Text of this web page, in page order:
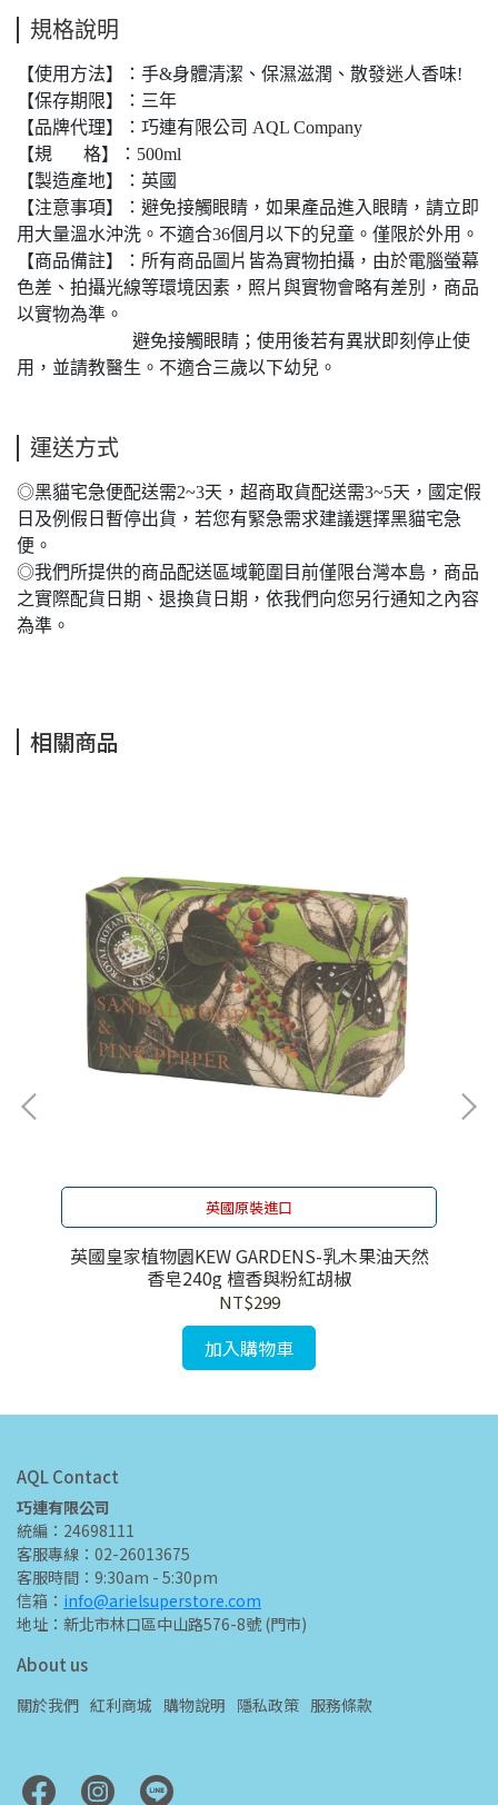
規格說明
【使用方法】：手&身體清潔、保濕滋潤、散發迷人香味!
【保存期限】：三年
【品牌代理】：巧連有限公司 AQL Company
【規 格】：500ml
【製造產地】：英國
【注意事項】：避免接觸眼睛，如果產品進入眼睛，請立即
用大量溫水沖洗。不適合36個月以下的兒童。僅限於外用。
【商品備註】：所有商品圖片皆為實物拍攝，由於電腦螢幕
色差、拍攝光線等環境因素，照片與實物會略有差別，商品
以實物為準。
避免接觸眼睛；使用後若有異狀即刻停止使
用，並請教醫生。不適合三歲以下幼兒。
運送方式
◎黑貓宅急便配送需2~3天，超商取貨配送需3~5天，國定假
日及例假日暫停出貨，若您有緊急需求建議選擇黑貓宅急
便。
◎我們所提供的商品配送區域範圍目前僅限台灣本島，商品
之實際配貨日期、退換貨日期，依我們向您另行通知之內容
為準。
相關商品
英國原裝進口
英國皇家植物園KEW GARDENS-乳木果油天然
香皂240g 檀香與粉紅胡椒
NT$299
加入購物車
AQL Contact
巧連有限公司
統編：24698111
客服專線：02-26013675
客服時間：9:30am - 5:30pm
信箱： info@arielsuperstore.com
地址：新北市林口區中山路576-8號 (門市)
About us
關於我們 紅利商城 購物說明 隱私政策 服務條款